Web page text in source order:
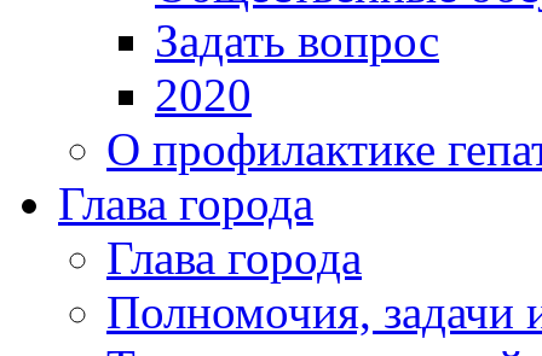
Задать вопрос
2020
О профилактике
Глава города
Глава города
Полномочия, задачи